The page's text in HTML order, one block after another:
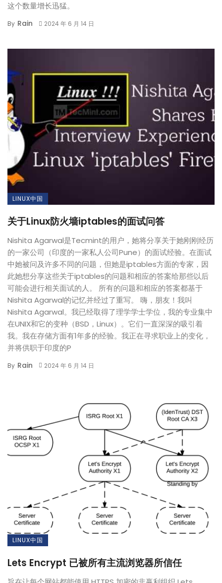
这个数量增长迅猛。
By Rain 2024 年 6 月 14 日
LINUX中国
关于Linux防火墙iptables的面试问答
Nishita Agarwal是Tecmint的用户，她将分享关于她刚刚经历
的一家公司（印度的一家私人公司Pune）的面试经验。在面试
中她被问及许多不同的问题，但她是iptables方面的专家，因
此她想分享这些关于iptables的问题和相应的答案给那些以后
可能会进行相关面试的人。 所有的问题和相应的答案都基于
Nishita Agarwal的记忆并经过了重写。 嗨，朋友！我叫
Nishita Agarwal。我已经取得了理学学士学位，我的专业集中
在UNIX和它的变种（BSD，Linux）。它们一直深深的吸引着
我。我在存储方面有1年多的经验。我正在寻求职业上的变化，
并将供职于印度的P
By Rain 2024 年 6 月 14 日
LINUX中国
Lets Encrypt 已被所有主流浏览器所信任